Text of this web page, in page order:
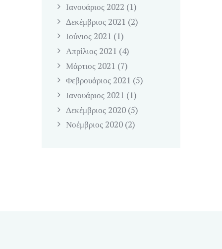
Ιανουάριος 2022 (1)
Δεκέμβριος 2021 (2)
Ιούνιος 2021 (1)
Απρίλιος 2021 (4)
Μάρτιος 2021 (7)
Φεβρουάριος 2021 (5)
Ιανουάριος 2021 (1)
Δεκέμβριος 2020 (5)
Νοέμβριος 2020 (2)